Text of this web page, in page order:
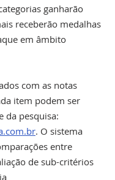
ganharão
receberão medalhas
em âmbito
com as notas
item podem ser
da pesquisa:
. O sistema
entre
de sub-critérios